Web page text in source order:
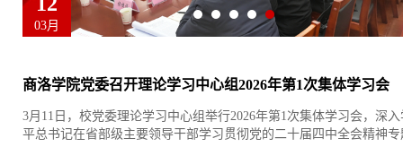
03月
商洛学院党委召开理论学习中心组2026年第1次集体学习会
3月11日，校党委理论学习中心组举行2026年第1次集体学习会，深
平总书记在省部级主要领导干部学习贯彻党的二十届四中全会精神